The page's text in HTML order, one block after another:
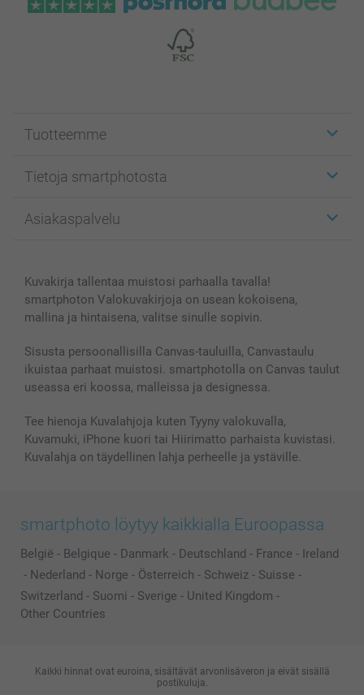
Tuotteemme
Kuvakortit
Kuvakirjat
Kännykkä & Tabletti
MyNameBook
Valokuvakehykset & Lisätarvikkeet
Lahjakortti
Kaikki kuvatuotteet
Tietoja smartphotosta
Affiliate ohjelma
Sivukartta
Ehdot/takuut
Asiakaspalvelu
smartbonus
Hinnat & maksutavat
Kuvakirja tallentaa muistosi parhaalla tavalla!
smartphoton Valokuvakirjoja on usean kokoisena,
mallina ja hintaisena, valitse sinulle sopivin.
Sisusta persoonallisilla Canvas-tauluilla, Canvastaulu
ikuistaa parhaat muistosi. smartphotolla on Canvas taulut
useassa eri koossa, malleissa ja designessa.
Tee hienoja Kuvalahjoja kuten Tyyny valokuvalla,
Kuvamuki, iPhone kuori tai Hiirimatto parhaista kuvistasi.
Kuvalahja on täydellinen lahja perheelle ja ystäville.
smartphoto löytyy kaikkialla Euroopassa
België - Belgique - Danmark - Deutschland - France - Ireland
- Nederland - Norge - Österreich - Schweiz - Suisse -
Switzerland - Suomi - Sverige - United Kingdom -
Other Countries
Kaikki hinnat ovat euroina, sisältävät arvonlisäveron ja eivät sisällä
postikuluja.